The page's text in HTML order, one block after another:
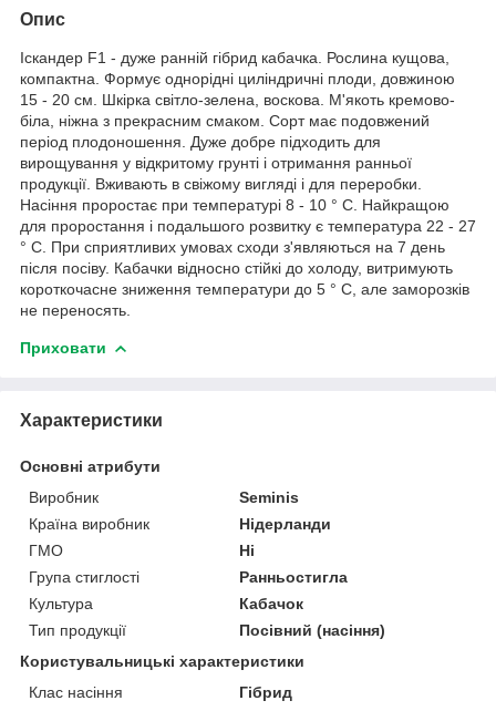
Опис
Іскандер F1 - дуже ранній гібрид кабачка. Рослина кущова,
компактна. Формує однорідні циліндричні плоди, довжиною
15 - 20 см. Шкірка світло-зелена, воскова. М'якоть кремово-
біла, ніжна з прекрасним смаком. Сорт має подовжений
період плодоношення. Дуже добре підходить для
вирощування у відкритому грунті і отримання ранньої
продукції. Вживають в свіжому вигляді і для переробки.
Насіння проростає при температурі 8 - 10 ° C. Найкращою
для проростання і подальшого розвитку є температура 22 - 27
° C. При сприятливих умовах сходи з'являються на 7 день
після посіву. Кабачки відносно стійкі до холоду, витримують
короткочасне зниження температури до 5 ° C, але заморозків
не переносять.
Приховати
Характеристики
Основні атрибути
Виробник
Seminis
Країна виробник
Нідерланди
ГМО
Ні
Група стиглості
Ранньостигла
Культура
Кабачок
Тип продукції
Посівний (насіння)
Користувальницькі характеристики
Клас насіння
Гібрид